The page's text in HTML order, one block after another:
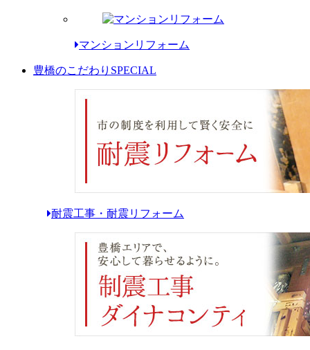
マンションリフォーム
豊橋のこだわり SPECIAL
耐震工事・耐震リフォーム